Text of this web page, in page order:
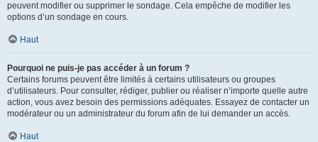
peuvent modifier ou supprimer le sondage. Cela empêche de modifier les
options d’un sondage en cours.
Haut
Pourquoi ne puis-je pas accéder à un forum ?
Certains forums peuvent être limités à certains utilisateurs ou groupes
d’utilisateurs. Pour consulter, rédiger, publier ou réaliser n’importe quelle autre
action, vous avez besoin des permissions adéquates. Essayez de contacter un
modérateur ou un administrateur du forum afin de lui demander un accès.
Haut